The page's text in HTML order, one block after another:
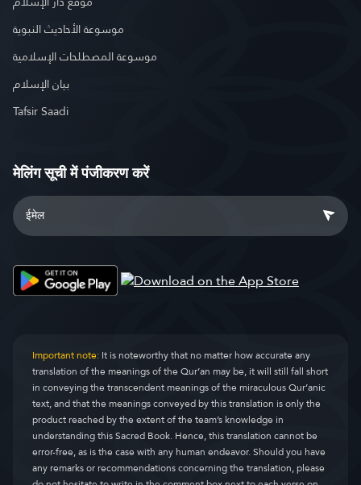
موسوعة الأحاديث النبوية
موسوعة المصطلحات الإسلامية
بيان الإسلام
Tafsir Saadi
मेलिंग सूची में पंजीकरण करें
Important note:It is noteworthy that no matter how accurate any
translation of the meanings of the Qur’an may be, it will still fall short
in conveying the transcendent meanings of the miraculous Qur’anic
text, and that the meanings conveyed by this translation is only the
product reached by the extent of the team’s knowledge in
understanding this Sacred Book. Hence, this translation cannot be
error-free, as is the case with any human endeavor. Should you have
any remarks or recommendations concerning the translation, please